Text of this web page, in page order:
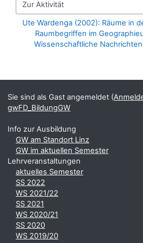
Zur Aktivität
Ute Wardenga (2002): Räume in
Raumbegriffen im
Wissenschaftliche
Ergänzungsblöcke
Sie sind als Gast angemeldet (
gwFD_BildungGW
Info zur Ausbildung
GW am Standort Linz
GW im aktuellen Semester
Lehrveranstaltungen
aktuelles Semester
SS 2022
WS 2021/22
SS 2021
WS 2020/21
SS 2020
WS 2019/20